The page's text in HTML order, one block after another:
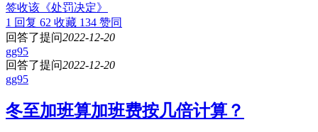
签收该《处罚决定》
1 回复 62 收藏 134 赞同
回答了提问2022-12-20
gg95
回答了提问2022-12-20
gg95
冬至加班算加班费按几倍计算？